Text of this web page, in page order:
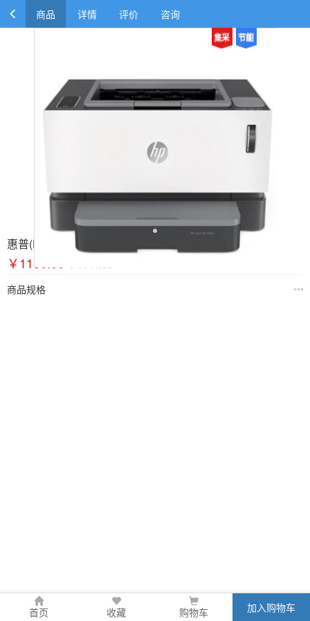
商品 详情 评价 咨询
惠普(HP)Laser NS 1020w智能闪充激光打印机
￥1150.00
￥1444.80
商品规格
首页 收藏 购物车 加入购物车